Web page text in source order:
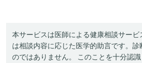
本サービスは医師による健康相談サー
は相談内容に応じた医学的助言です。診
のではありません。 このことを十分認